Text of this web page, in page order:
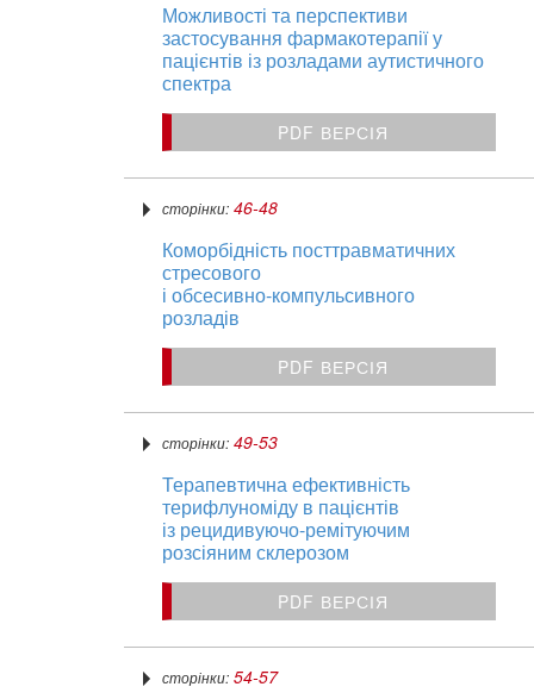
Можливості та перспективи
застосування фармакотерапії у
пацієнтів із розладами аутистичного
спектра
PDF ВЕРСІЯ
сторінки: 46-48
Коморбідність посттравматичних
стресового
і обсесивно‑компульсивного
розладів
PDF ВЕРСІЯ
сторінки: 49-53
Терапевтична ефективність
терифлуноміду в пацієнтів
із рецидивуючо-ремітуючим
розсіяним склерозом
PDF ВЕРСІЯ
сторінки: 54-57